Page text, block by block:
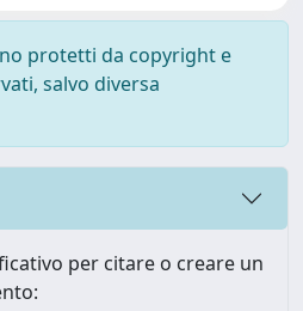
protetti da copyright e
salvo diversa
per citare o creare un